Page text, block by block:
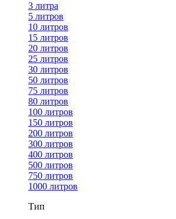
3 литра
5 литров
10 литров
15 литров
20 литров
25 литров
30 литров
50 литров
75 литров
80 литров
100 литров
150 литров
200 литров
300 литров
400 литров
500 литров
750 литров
1000 литров
Тип